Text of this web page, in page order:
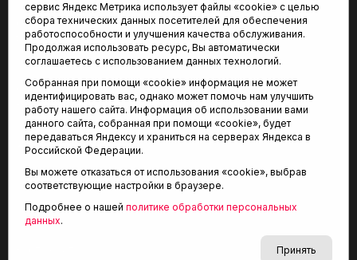
625035, Тюмень, пр. Геологоразведчиков, 28А
(3452) 68-22-28
tum-arena@mail.ru
Отдел продаж:
(3452) 68-89-78
kotovaev@sibinformburo.ru
© 2001-2026 Агентство спортивных новостей
сервис Яндекс Метрика использует файлы «cookie» с целью
сбора технических данных посетителей для обеспечения
работоспособности и улучшения качества обслуживания.
Продолжая использовать ресурс, Вы автоматически
соглашаетесь с использованием данных технологий.
Собранная при помощи «cookie» информация не может
идентифицировать вас, однако может помочь нам улучшить
работу нашего сайта. Информация об использовании вами
данного сайта, собранная при помощи «cookie», будет
передаваться Яндексу и храниться на серверах Яндекса в
Российской Федерации.
Вы можете отказаться от использования «cookie», выбрав
соответствующие настройки в браузере.
Подробнее о нашей политике обработки персональных
данных.
Принять